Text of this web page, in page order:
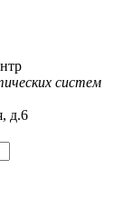
систем
д.6